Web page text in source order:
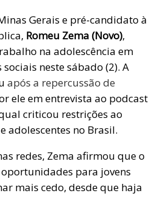
b
o
o
k
bl
r
o
ar
d
dI
n
ky
Gerais e pré-candidato à
Romeu Zema (Novo),
na adolescência em
neste sábado (2). A
após a repercussão de
ele em entrevista ao podcast
criticou restrições ao
adolescentes no Brasil.
redes, Zema afirmou que o
para jovens
mais cedo, desde que haja